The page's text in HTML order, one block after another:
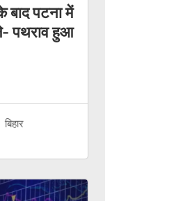
बाद पटना में
पथराव हुआ
बिहार